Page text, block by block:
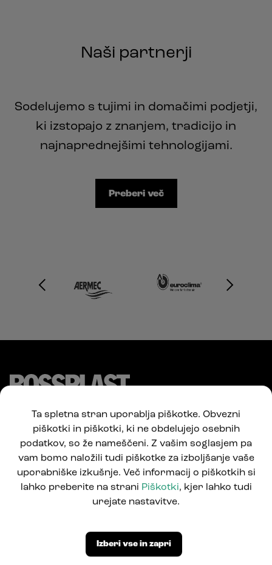
Naši partnerji
Sodelujemo s tujimi in domačimi podjetji,
ki izstopajo z znanjem, tradicijo in
najnaprednejšimi tehnologijami.
Preberi več
Pod Jelšami 5
1290 Grosuplje, Slovenija
T: +386 1781 0550
info@bossplast.com
Ta spletna stran uporablja piškotke. Obvezni
piškotki in piškotki, ki ne obdelujejo osebnih
podatkov, so že nameščeni. Z vašim soglasjem pa
vam bomo naložili tudi piškotke za izboljšanje vaše
uporabniške izkušnje. Več informacij o piškotkih si
lahko preberite na strani Piškotki, kjer lahko tudi
urejate nastavitve.
Izberi vse in zapri